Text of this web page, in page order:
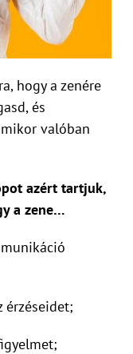
hogy a zenére
és
valóban
azért tartjuk,
a zene…
érzéseidet;